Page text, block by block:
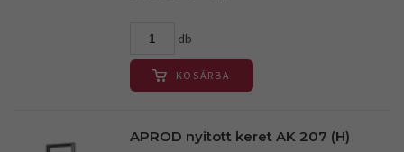
db
KOSÁRBA
APROD nyitott keret AK 207 (H)